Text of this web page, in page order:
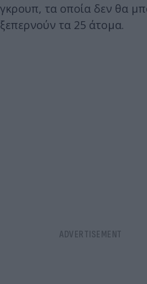
γκρουπ, τα οποία δεν θα
ξεπερνούν τα 25 άτομα.